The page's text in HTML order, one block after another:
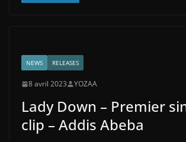
NEWS RELEASES
8 avril 2023 YOZAA
Lady Down – Premier
clip – Addis Abeba